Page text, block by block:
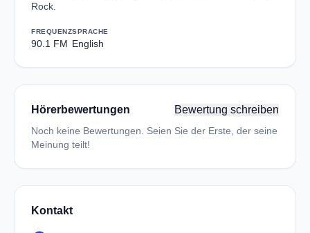
Rock.
FREQUENZ
90.1 FM
SPRACHE
English
Hörerbewertungen Bewertung schreiben
Noch keine Bewertungen. Seien Sie der Erste, der seine
Meinung teilt!
Kontakt